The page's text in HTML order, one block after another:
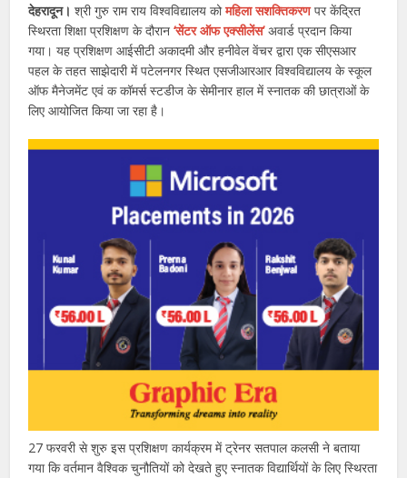
देहरादून। श्री गुरु राम राय विश्वविद्यालय कोमहिला सशक्तिकरणपर केंद्रित
स्थिरता शिक्षा प्रशिक्षण के दौरान‘सेंटर ऑफ एक्सीलेंस’अवार्ड प्रदान किया
गया। यह प्रशिक्षण आईसीटी अकादमी और हनीवेल वेंचर द्वारा एक सीएसआर
पहल के तहत साझेदारी में पटेलनगर स्थित एसजीआरआर विश्वविद्यालय के स्कूल
ऑफ मैनेजमेंट एवं क कॉमर्स स्टडीज के सेमीनार हाल में स्नातक की छात्राओं के
लिए आयोजित किया जा रहा है।
27 फरवरी से शुरु इस प्रशिक्षण कार्यक्रम में ट्रेनर सतपाल कलसी ने बताया
गया कि वर्तमान वैश्विक चुनौतियों को देखते हुए स्नातक विद्यार्थियों के लिए स्थिरता